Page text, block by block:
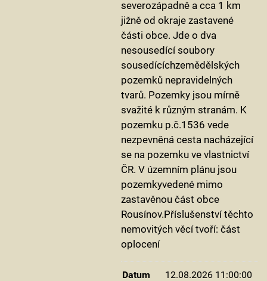
severozápadně a cca 1 km
jižně od okraje zastavené
části obce. Jde o dva
nesousedící soubory
sousedícíchzemědělských
pozemků nepravidelných
tvarů. Pozemky jsou mírně
svažité k různým stranám. K
pozemku p.č.1536 vede
nezpevněná cesta nacházející
se na pozemku ve vlastnictví
ČR. V územním plánu jsou
pozemkyvedené mimo
zastavěnou část obce
Rousínov.Příslušenství těchto
nemovitých věcí tvoří: část
oplocení
Datum
12.08.2026 11:00:00